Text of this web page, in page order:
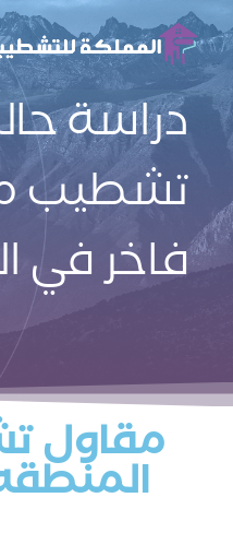
دراسة
تشطيب
فاخر في
مقاول